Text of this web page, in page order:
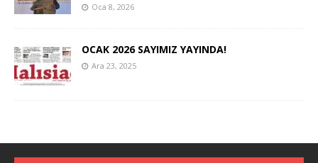
Oca 8, 2026
OCAK 2026 SAYIMIZ YAYINDA!
Ara 23, 2025